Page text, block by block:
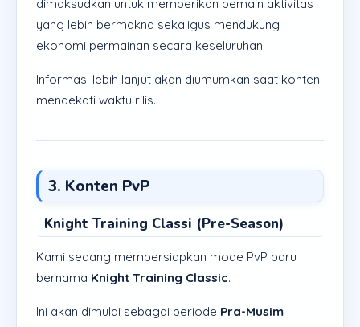
dimaksudkan untuk memberikan pemain aktivitas
yang lebih bermakna sekaligus mendukung
ekonomi permainan secara keseluruhan.
Informasi lebih lanjut akan diumumkan saat konten
mendekati waktu rilis.
3. Konten PvP
Knight Training Classi (Pre-Season)
Kami sedang mempersiapkan mode PvP baru
bernama Knight Training Classic.
Ini akan dimulai sebagai periode Pra-Musim